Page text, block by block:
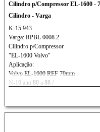
Cilindro p/Compressor EL-1600 -
Cilindro - Varga
K-15.943
Varga: RPBL 0008.2
Cilindro p/Compressor
"EL-1600 Volvo"
Aplicação:
Volvo EL-1600 REF 70mm
N-10 ano 80 a 88 /